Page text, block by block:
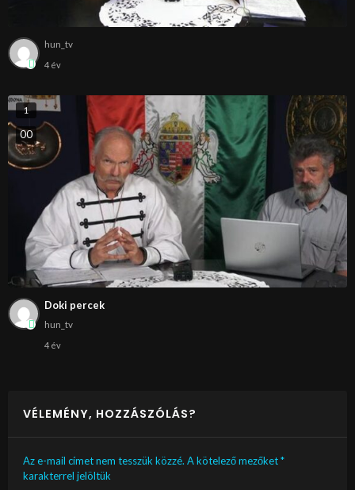
hun_tv
4 év
1
00
Doki percek
hun_tv
4 év
VÉLEMÉNY, HOZZÁSZÓLÁS?
Az e-mail címet nem tesszük közzé. A kötelező mezőket*
karakterrel jelöltük